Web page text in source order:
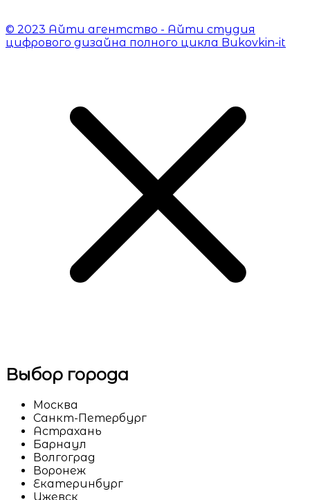
© 2023 Айти агентство - Айти студия
цифрового дизайна полного цикла Bukovkin-it
Выбор города
Москва
Санкт-Петербург
Астрахань
Барнаул
Волгоград
Воронеж
Екатеринбург
Ижевск